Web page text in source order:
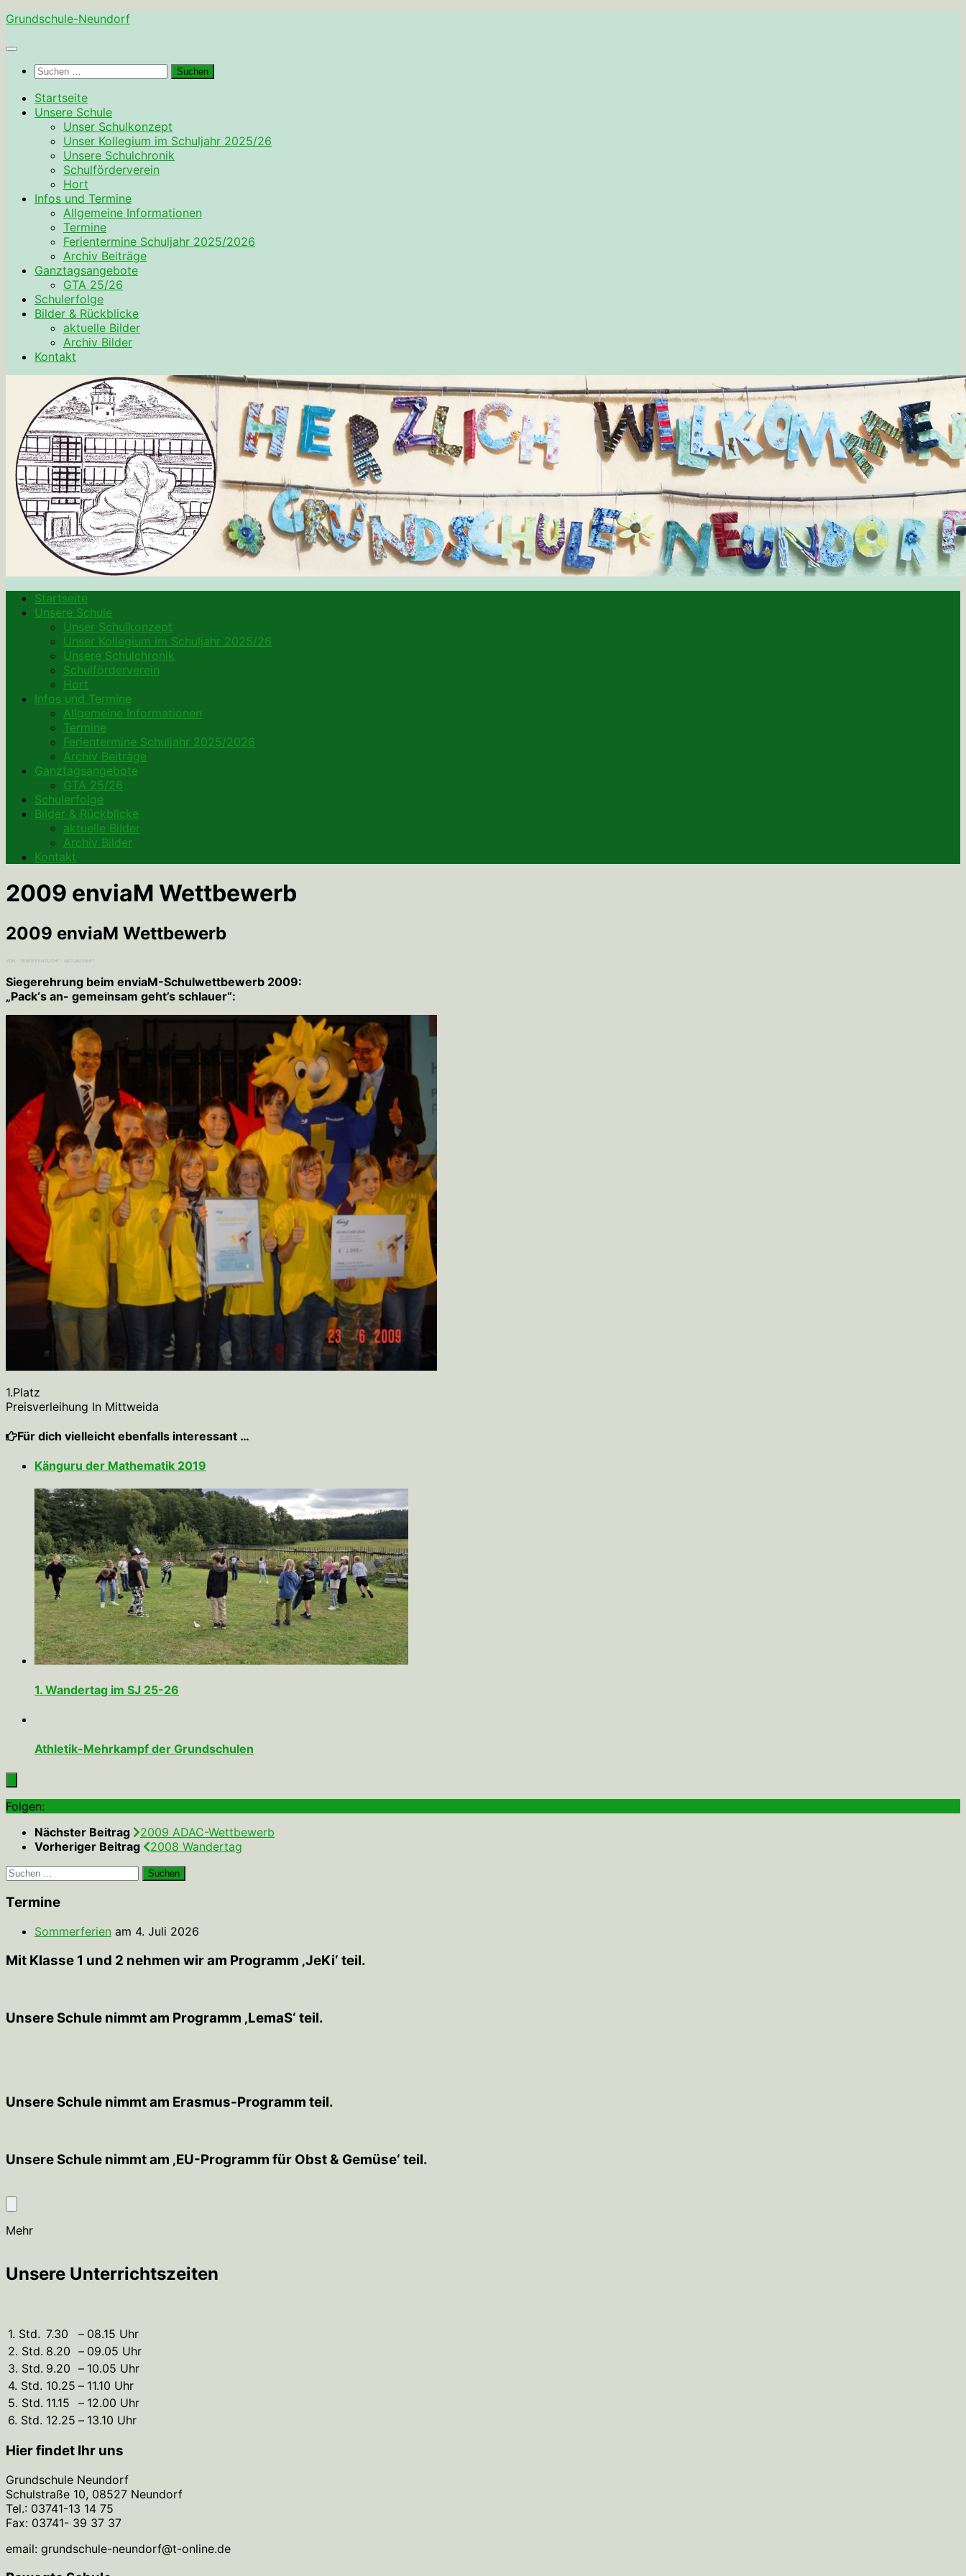
Zum
springen
Grundschule-Neundorf
Suchen
Startseite
Unsere Schule
Unser Schulkonzept
Unser Kollegium im Schuljahr 2025/26
Unsere Schulchronik
Schulförderverein
Hort
Infos und Termine
Allgemeine Informationen
Termine
Ferientermine Schuljahr 2025/2026
Archiv Beiträge
Ganztagsangebote
GTA 25/26
Schulerfolge
Bilder & Rückblicke
aktuelle Bilder
Archiv Bilder
Kontakt
Startseite
Unsere Schule
Unser Schulkonzept
Unser Kollegium im Schuljahr 2025/26
Unsere Schulchronik
Schulförderverein
Hort
Infos und Termine
Allgemeine Informationen
Termine
Ferientermine Schuljahr 2025/2026
Archiv Beiträge
Ganztagsangebote
GTA 25/26
Schulerfolge
Bilder & Rückblicke
aktuelle Bilder
Archiv Bilder
Kontakt
2009 enviaM Wettbewerb
2009 enviaM Wettbewerb
VON · VERÖFFENTLICHT · AKTUALISIERT
Siegerehrung beim enviaM-Schulwettbewerb 2009:
„Pack‘s an- gemeinsam geht’s schlauer“:
1.Platz
Preisverleihung In Mittweida
Für dich vielleicht ebenfalls interessant …
Känguru der Mathematik 2019
1. Wandertag im SJ 25-26
Athletik-Mehrkampf der Grundschulen
Folgen:
Nächster Beitrag
2009 ADAC-Wettbewerb
Vorheriger Beitrag
2008 Wandertag
Suchen
nach:
Termine
Sommerferien am 4. Juli 2026
Mit Klasse 1 und 2 nehmen wir am Programm ‚JeKi‘ teil.
Unsere Schule nimmt am Programm ‚LemaS‘ teil.
Unsere Schule nimmt am Erasmus-Programm teil.
Unsere Schule nimmt am ‚EU-Programm für Obst & Gemüse‘ teil.
Mehr
Unsere Unterrichtszeiten
1. Std. 7.30 – 08.15 Uhr
2. Std. 8.20 – 09.05 Uhr
3. Std. 9.20 – 10.05 Uhr
4. Std. 10.25 – 11.10 Uhr
5. Std. 11.15 – 12.00 Uhr
6. Std. 12.25 – 13.10 Uhr
Hier findet Ihr uns
Grundschule Neundorf
Schulstraße 10, 08527 Neundorf
Tel.: 03741-13 14 75
Fax: 03741- 39 37 37
email: grundschule-neundorf@t-online.de